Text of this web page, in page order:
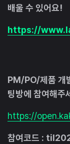
배울 수 있어요!
https://
PM/PO/제품 개
팅방에 참여해주
https://
참여코드 :